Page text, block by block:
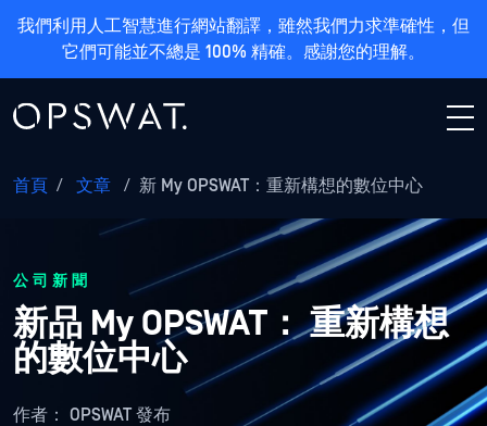
我們利用人工智慧進行網站翻譯，雖然我們力求準確性，但
它們可能並不總是 100% 精確。感謝您的理解。
首頁 / 文章 / 新 My OPSWAT：重新構想的數位中心
公司新聞
新品 My OPSWAT： 重新構想
的數位中心
作者： OPSWAT 發布